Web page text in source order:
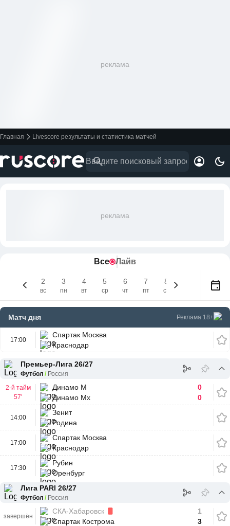
реклама
Главная Livescore результаты и статистика матчей
реклама
Все Лайв
2
вс
3
пн
4
вт
5
ср
6
чт
7
пт
8
сб
10
пн
Матч дня Реклама 18+
17:00
Спартак Москва
Краснодар
Премьер-Лига 26/27
Футбол Россия
2-й тайм
57'
Динамо М
Динамо Мх
0
0
14:00
Зенит
Родина
17:00
Спартак Москва
Краснодар
17:30
Рубин
Оренбург
Лига PARI 26/27
Футбол Россия
завершён
СКА-Хабаровск
Спартак Кострома
1
3